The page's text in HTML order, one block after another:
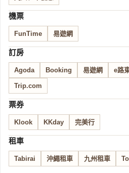
機票
FunTime 易遊網
訂房
Agoda Booking 易遊網 e路
Trip.com
票券
Klook KKday 完美行
租車
Tabirai 沖繩租車 九州租車